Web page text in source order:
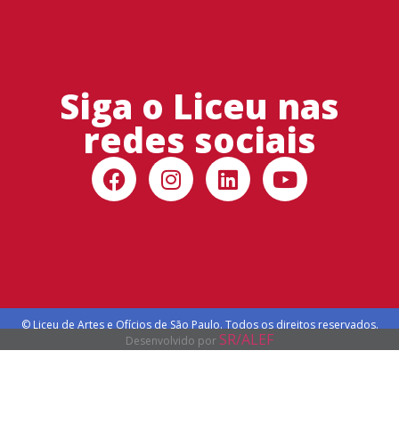
Siga o Liceu nas
redes sociais
© Liceu de Artes e Ofícios de São Paulo. Todos os direitos reservados.
Desenvolvido por SR/ALEF